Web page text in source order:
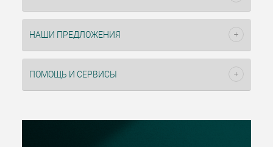
НАШИ ПРЕДЛОЖЕНИЯ
ПОМОЩЬ И СЕРВИСЫ